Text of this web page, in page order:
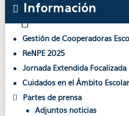
Información
Gestión de Cooperadoras
ReNPE 2025
Jornada Extendida Focalizada
Cuidados en el Ámbito Escolar
Partes de prensa
Adjuntos noticias